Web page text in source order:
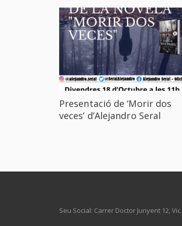
Presentació de ‘Morir dos
veces’ d’Alejandro Seral
Seu Social: Carrer Doctor Junyent 12, Vic.